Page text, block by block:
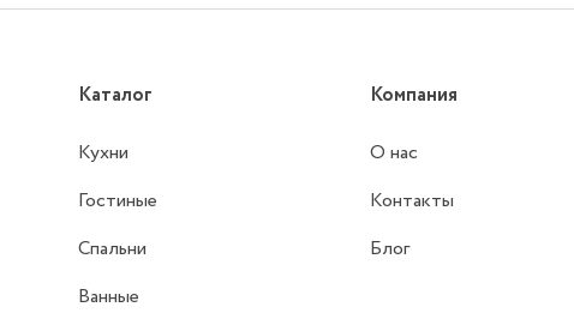
Каталог
Кухни
Гостиные
Спальни
Ванные
Компания
О нас
Контакты
Блог